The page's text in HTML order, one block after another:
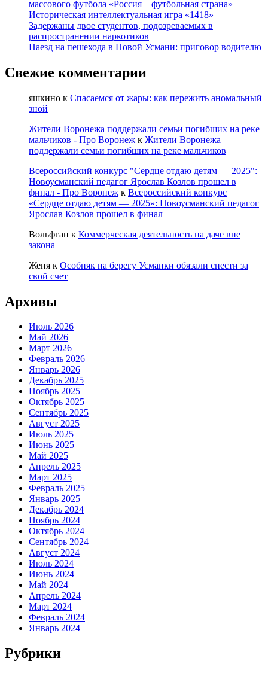
массового футбола «Россия – футбольная страна»
Историческая интеллектуальная игра «1418»
Задержаны двое студентов, подозреваемых в
распространении наркотиков
Наезд на пешехода в Новой Усмани: приговор водителю
Свежие комментарии
яшкино к Спасаемся от жары: как пережить аномальный
зной
Жители Воронежа поддержали семьи погибших на реке
мальчиков - Про Воронеж к Жители Воронежа
поддержали семьи погибших на реке мальчиков
Всероссийский конкурс "Сердце отдаю детям — 2025":
Новоусманский педагог Ярослав Козлов прошел в
финал - Про Воронеж к Всероссийский конкурс
«Сердце отдаю детям — 2025»: Новоусманский педагог
Ярослав Козлов прошел в финал
Вольфган к Коммерческая деятельность на даче вне
закона
Женя к Особняк на берегу Усманки обязали снести за
свой счет
Архивы
Июль 2026
Май 2026
Март 2026
Февраль 2026
Январь 2026
Декабрь 2025
Ноябрь 2025
Октябрь 2025
Сентябрь 2025
Август 2025
Июль 2025
Июнь 2025
Май 2025
Апрель 2025
Март 2025
Февраль 2025
Январь 2025
Декабрь 2024
Ноябрь 2024
Октябрь 2024
Сентябрь 2024
Август 2024
Июль 2024
Июнь 2024
Май 2024
Апрель 2024
Март 2024
Февраль 2024
Январь 2024
Рубрики